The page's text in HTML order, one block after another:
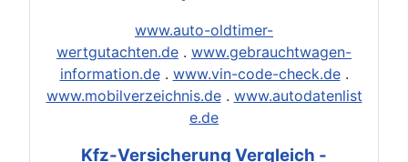
www.auto-oldtimer-
wertgutachten.de . www.gebrauchtwagen-
information.de. www.vin-code-check.de.
www.mobilverzeichnis.de. www.autodatenlist
e.de
Kfz-Versicherung Vergleich -